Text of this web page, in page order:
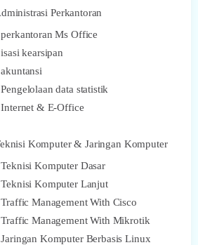
Perkantoran
Ms Office
kearsipan
data statistik
& E-Office
Komputer & Jaringan Komputer
Komputer Dasar
Komputer Lanjut
Management With Cisco
Management With Mikrotik
Komputer Berbasis Linux